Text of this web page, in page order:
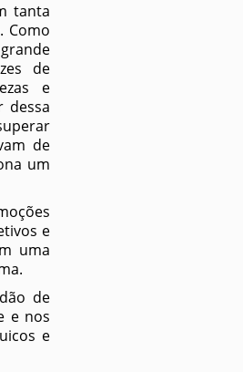
tanta
Como
de
e
dessa
de
um
e
uma
de
e nos
e